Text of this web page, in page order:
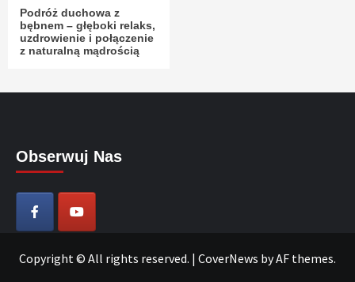
Podróż duchowa z
bębnem – głęboki relaks,
uzdrowienie i połączenie
z naturalną mądrością
Obserwuj Nas
Copyright © All rights reserved. | CoverNews by AF themes.